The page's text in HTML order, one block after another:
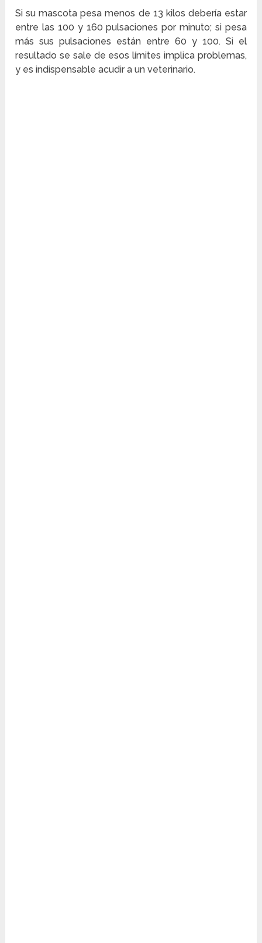
Si su mascota pesa menos de 13 kilos debería estar
entre las 100 y 160 pulsaciones por minuto; si pesa
más sus pulsaciones están entre 60 y 100. Si el
resultado se sale de esos límites implica problemas,
y es indispensable acudir a un veterinario.